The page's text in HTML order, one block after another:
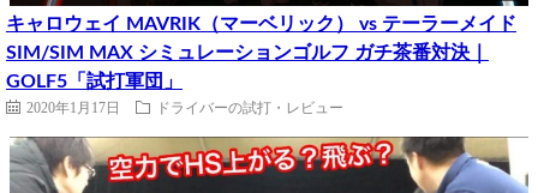
キャロウェイ MAVRIK（マーベリック） vs テーラーメイド
SIM/SIM MAX シミュレーションゴルフ ガチ茶番対決｜
GOLF5「試打軍団」
2020年1月17日 ドライバーの試打・レビュー